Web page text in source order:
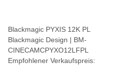
Blackmagic PYXIS 12K PL
Blackmagic Design | BM-
CINECAMCPYXO12LFPL
Empfohlener Verkaufspreis: